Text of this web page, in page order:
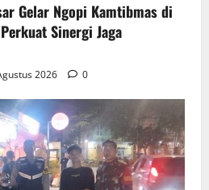
Gelar Ngopi Kamtibmas di
Sinergi Jaga
2026 0